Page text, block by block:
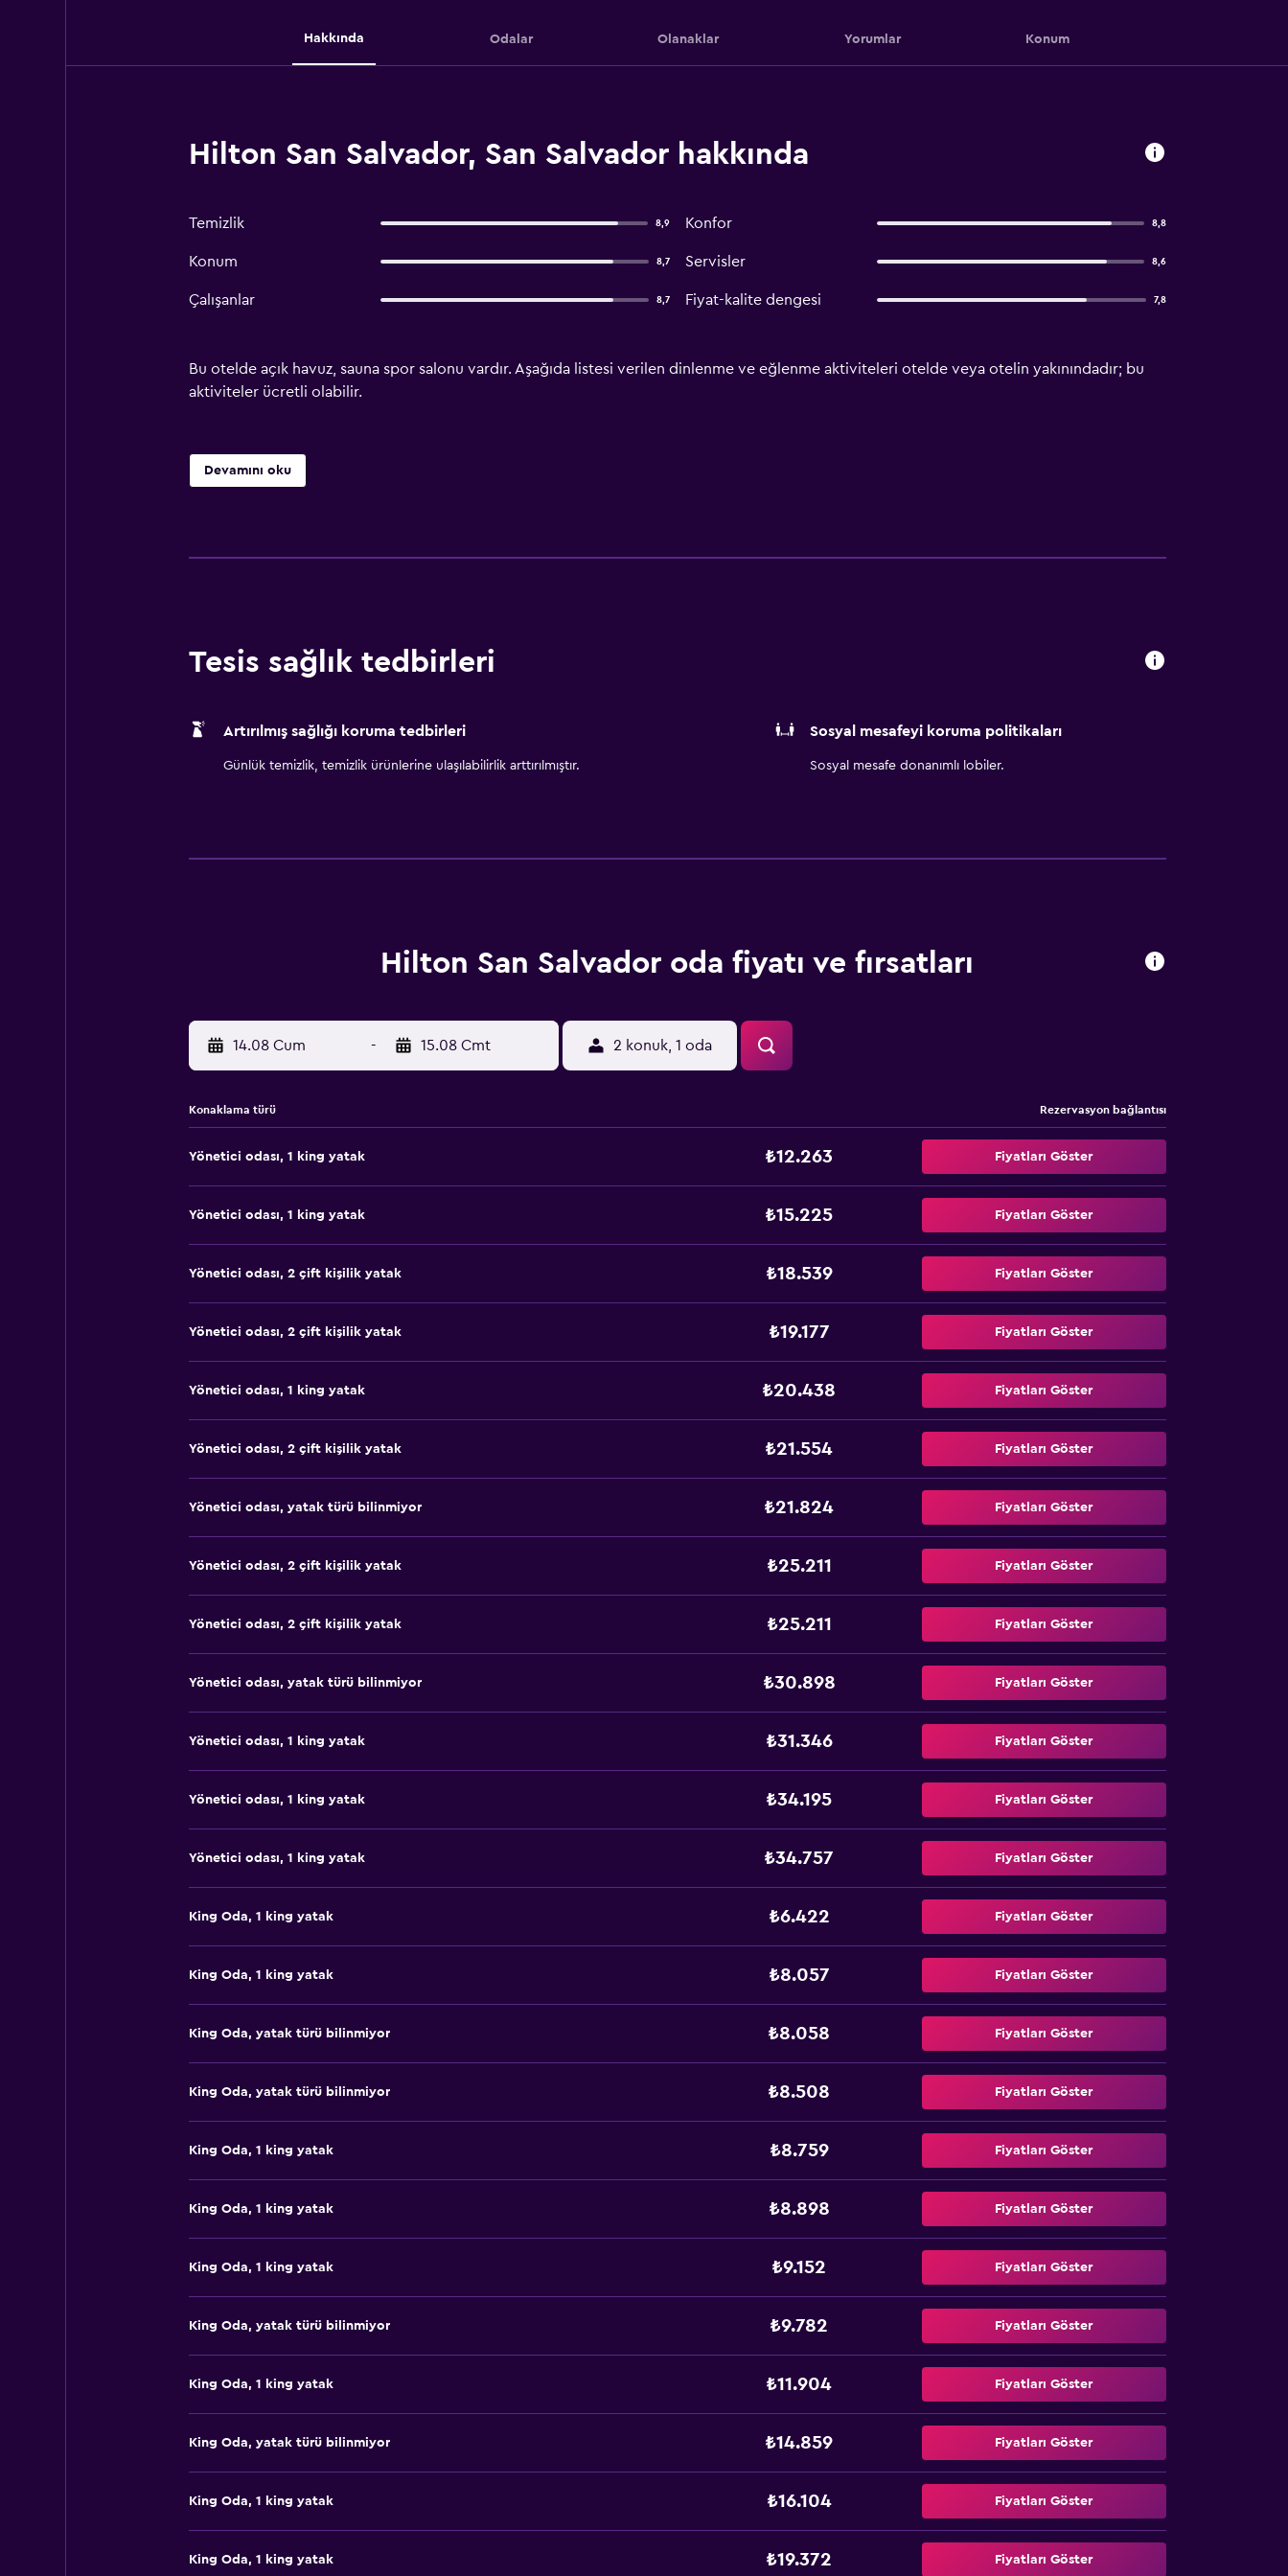
Hakkında Odalar Olanaklar Yorumlar Konum
Hilton San Salvador, San Salvador hakkında
Temizlik 8,9 Konfor 8,8
Konum 8,7 Servisler 8,6
Çalışanlar 8,7 Fiyat-kalite dengesi 7,8
Bu otelde açık havuz, sauna spor salonu vardır. Aşağıda listesi verilen dinlenme ve eğlenme aktiviteleri otelde veya otelin yakınındadır; bu
aktiviteler ücretli olabilir.
Devamını oku
Tesis sağlık tedbirleri
Artırılmış sağlığı koruma tedbirleri
Günlük temizlik, temizlik ürünlerine ulaşılabilirlik arttırılmıştır.
Sosyal mesafeyi koruma politikaları
Sosyal mesafe donanımlı lobiler.
Hilton San Salvador oda fiyatı ve fırsatları
14.08 Cum - 15.08 Cmt 2 konuk, 1 oda
Konaklama türü Rezervasyon bağlantısı
Yönetici odası, 1 king yatak ₺12.263 Fiyatları Göster
Yönetici odası, 1 king yatak ₺15.225 Fiyatları Göster
Yönetici odası, 2 çift kişilik yatak ₺18.539 Fiyatları Göster
Yönetici odası, 2 çift kişilik yatak ₺19.177 Fiyatları Göster
Yönetici odası, 1 king yatak ₺20.438 Fiyatları Göster
Yönetici odası, 2 çift kişilik yatak ₺21.554 Fiyatları Göster
Yönetici odası, yatak türü bilinmiyor ₺21.824 Fiyatları Göster
Yönetici odası, 2 çift kişilik yatak ₺25.211 Fiyatları Göster
Yönetici odası, 2 çift kişilik yatak ₺25.211 Fiyatları Göster
Yönetici odası, yatak türü bilinmiyor ₺30.898 Fiyatları Göster
Yönetici odası, 1 king yatak ₺31.346 Fiyatları Göster
Yönetici odası, 1 king yatak ₺34.195 Fiyatları Göster
Yönetici odası, 1 king yatak ₺34.757 Fiyatları Göster
King Oda, 1 king yatak ₺6.422 Fiyatları Göster
King Oda, 1 king yatak ₺8.057 Fiyatları Göster
King Oda, yatak türü bilinmiyor ₺8.058 Fiyatları Göster
King Oda, yatak türü bilinmiyor ₺8.508 Fiyatları Göster
King Oda, 1 king yatak ₺8.759 Fiyatları Göster
King Oda, 1 king yatak ₺8.898 Fiyatları Göster
King Oda, 1 king yatak ₺9.152 Fiyatları Göster
King Oda, yatak türü bilinmiyor ₺9.782 Fiyatları Göster
King Oda, 1 king yatak ₺11.904 Fiyatları Göster
King Oda, yatak türü bilinmiyor ₺14.859 Fiyatları Göster
King Oda, 1 king yatak ₺16.104 Fiyatları Göster
King Oda, 1 king yatak ₺19.372 Fiyatları Göster